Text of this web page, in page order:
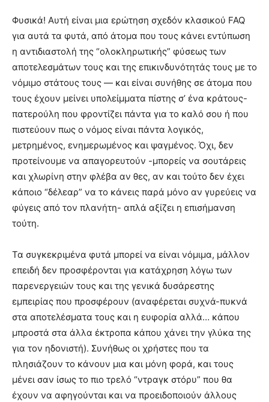
Φυσικά! Αυτή είναι μια ερώτηση σχεδόν κλασικού FAQ
για αυτά τα φυτά, από άτομα που τους κάνει εντύπωση
η αντιδιαστολή της “ολοκληρωτικής” φύσεως των
αποτελεσμάτων τους και της επικινδυνότητάς τους με το
νόμιμο στάτους τους — και είναι συνήθης σε άτομα που
τους έχουν μείνει υπολείμματα πίστης σ’ ένα κράτους-
πατερούλη που φροντίζει πάντα για το καλό σου ή που
πιστεύουν πως ο νόμος είναι πάντα λογικός,
μετρημένος, ενημερωμένος και ψαγμένος. Όχι, δεν
προτείνουμε να απαγορευτούν -μπορείς να σουτάρεις
και χλωρίνη στην φλέβα αν θες, αν και τούτο δεν έχει
κάποιο “δέλεαρ” να το κάνεις παρά μόνο αν γυρεύεις να
φύγεις από τον πλανήτη- απλά αξίζει η επισήμανση
τούτη.
Τα συγκεκριμένα φυτά μπορεί να είναι νόμιμα, μάλλον
επειδή δεν προσφέρονται για κατάχρηση λόγω των
παρενεργειών τους και της γενικά δυσάρεστης
εμπειρίας που προσφέρουν (αναφέρεται συχνά-πυκνά
στα αποτελέσματα τους και η ευφορία αλλά… κάπου
μπροστά στα άλλα έκτροπα κάπου χάνει την γλύκα της
για τον ηδονιστή). Συνήθως οι χρήστες που τα
πλησιάζουν το κάνουν μια και μόνη φορά, και τους
μένει σαν ίσως το πιο τρελό “ντραγκ στόρυ” που θα
έχουν να αφηγούνται και να προειδοποιούν άλλους